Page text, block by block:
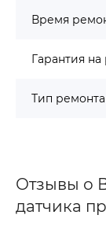
Время
Гарантия
Тип ремонта
Отзывы о
датчика